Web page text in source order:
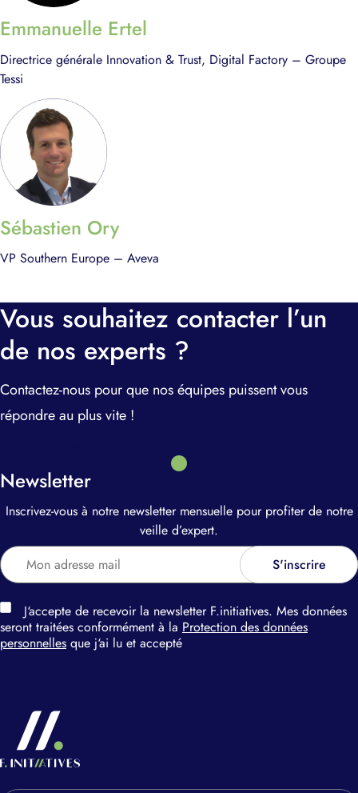
Emmanuelle Ertel
Directrice générale Innovation & Trust, Digital Factory – Groupe
Tessi
Sébastien Ory
VP Southern Europe – Aveva
Vous souhaitez contacter l’un
de nos experts ?
Contactez-nous pour que nos équipes puissent vous
répondre au plus vite !
Newsletter
Inscrivez-vous à notre newsletter mensuelle pour profiter de notre
veille d’expert.
J‘accepte de recevoir la newsletter F.initiatives. Mes données
seront traitées conformément à la Protection des données
personnelles que j‘ai lu et accepté